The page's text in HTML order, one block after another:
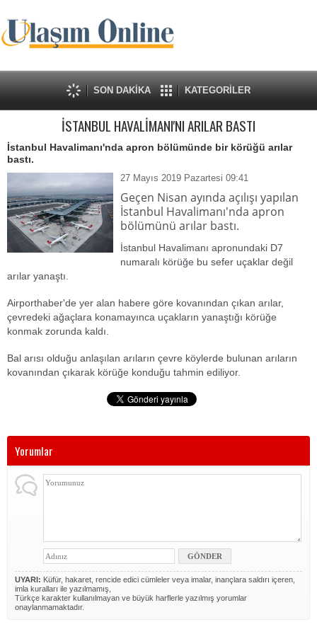
SON DAKİKA KATEGORİLER
İSTANBUL HAVALİMANI'NI ARILAR BASTI
İstanbul Havalimanı'nda apron bölümünde bir körüğü arılar
bastı.
27 Mayıs 2019 Pazartesi 09:41
Geçen Nisan ayında açılışı yapılan
İstanbul Havalimanı'nda apron
bölümünü arılar bastı.
İstanbul Havalimanı apronundaki D7
numaralı körüğe bu sefer uçaklar değil
arılar yanaştı.
Airporthaber'de yer alan habere göre kovanından çıkan arılar,
çevredeki ağaçlara konamayınca uçakların yanaştığı körüğe
konmak zorunda kaldı.
Bal arısı olduğu anlaşılan arıların çevre köylerde bulunan arıların
kovanından çıkarak körüğe konduğu tahmin ediliyor.
Yorumlar
UYARI: Küfür, hakaret, rencide edici cümleler veya imalar, inançlara saldırı içeren,
imla kuralları ile yazılmamış,
Türkçe karakter kullanılmayan ve büyük harflerle yazılmış yorumlar
onaylanmamaktadır.